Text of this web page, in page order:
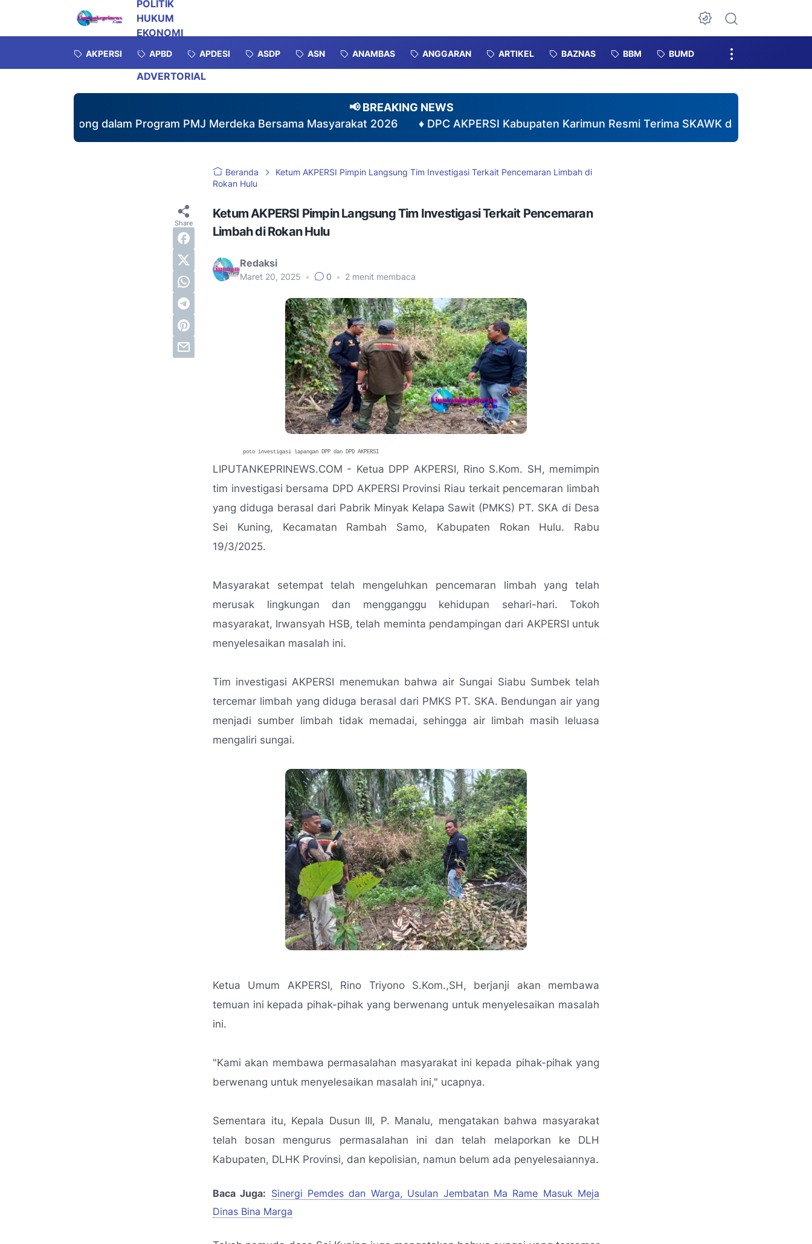
POLITIK
HUKUM
EKONOMI
INVESTIGASI
OPINI
ADVERTORIAL
Dark Mode
AKPERSI APBD APDESI ASDP ASN ANAMBAS ANGGARAN ARTIKEL BAZNAS BBM BUMD
📢 BREAKING NEWS
Royong dalam Program PMJ Merdeka Bersama Masyarakat 2026
♦DPC AKPERSI Kabupaten Karimun Resmi Terima SKAWK dari Kesbangpol,
Beranda
Ketum AKPERSI Pimpin Langsung Tim Investigasi Terkait Pencemaran Limbah di
Rokan Hulu
Ketum AKPERSI Pimpin Langsung Tim Investigasi Terkait Pencemaran
Limbah di Rokan Hulu
Redaksi
Maret 20, 2025 • 0 • 2 menit membaca
poto investigasi lapangan DPP dan DPD AKPERSI
LIPUTANKEPRINEWS.COM - Ketua DPP AKPERSI, Rino S.Kom. SH, memimpin
tim investigasi bersama DPD AKPERSI Provinsi Riau terkait pencemaran limbah
yang diduga berasal dari Pabrik Minyak Kelapa Sawit (PMKS) PT. SKA di Desa
Sei Kuning, Kecamatan Rambah Samo, Kabupaten Rokan Hulu. Rabu
19/3/2025.
Masyarakat setempat telah mengeluhkan pencemaran limbah yang telah
merusak lingkungan dan mengganggu kehidupan sehari-hari. Tokoh
masyarakat, Irwansyah HSB, telah meminta pendampingan dari AKPERSI untuk
menyelesaikan masalah ini.
Tim investigasi AKPERSI menemukan bahwa air Sungai Siabu Sumbek telah
tercemar limbah yang diduga berasal dari PMKS PT. SKA. Bendungan air yang
menjadi sumber limbah tidak memadai, sehingga air limbah masih leluasa
mengaliri sungai.
Ketua Umum AKPERSI, Rino Triyono S.Kom.,SH, berjanji akan membawa
temuan ini kepada pihak-pihak yang berwenang untuk menyelesaikan masalah
ini.
"Kami akan membawa permasalahan masyarakat ini kepada pihak-pihak yang
berwenang untuk menyelesaikan masalah ini," ucapnya.
Sementara itu, Kepala Dusun III, P. Manalu, mengatakan bahwa masyarakat
telah bosan mengurus permasalahan ini dan telah melaporkan ke DLH
Kabupaten, DLHK Provinsi, dan kepolisian, namun belum ada penyelesaiannya.
Baca Juga: Sinergi Pemdes dan Warga, Usulan Jembatan Ma Rame Masuk Meja
Dinas Bina Marga